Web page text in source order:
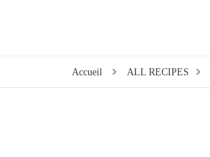
Accueil ALL RECIPES